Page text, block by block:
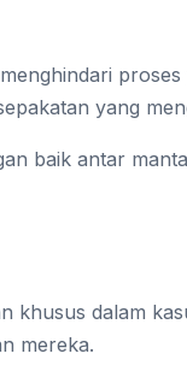
yang
baik antar
khusus dalam
mereka.